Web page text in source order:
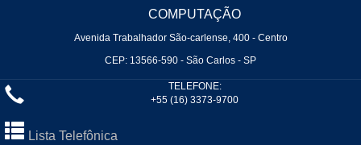
COMPUTAÇÃO
Avenida Trabalhador São-carlense, 400 - Centro
CEP: 13566-590 - São Carlos - SP
TELEFONE:
+55 (16) 3373-9700
Lista Telefônica